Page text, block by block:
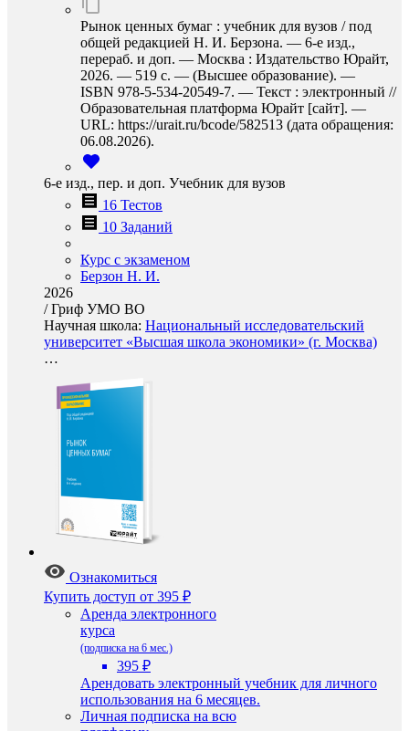
Рынок ценных бумаг : учебник для вузов / под
общей редакцией Н. И. Берзона. — 6-е изд.,
перераб. и доп. — Москва : Издательство Юрайт,
2026. — 519 с. — (Высшее образование). —
ISBN 978-5-534-20549-7. — Текст : электронный //
Образовательная платформа Юрайт [сайт]. —
URL: https://urait.ru/bcode/582513 (дата обращения:
06.08.2026).
6-е изд., пер. и доп. Учебник для вузов
16 Тестов
10 Заданий
Курс с экзаменом
Берзон Н. И.
2026
/Гриф УМО ВО
Научная школа: Национальный исследовательский
университет «Высшая школа экономики» (г. Москва)
…
Ознакомиться
Купить доступ от 395 ₽
Аренда электронного
курса
(подписка на 6 мес.)
395 ₽
Арендовать электронный учебник для личного
использования на 6 месяцев.
Личная подписка на всю